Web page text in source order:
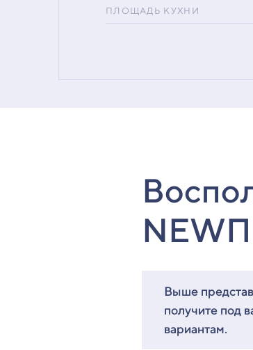
ПЛОЩАДЬ КУХНИ
Выше
получите под
вариантам.